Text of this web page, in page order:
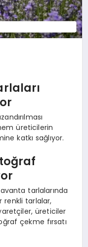
üreticilerin
katkı sağlıyor.
tarlalarında
renkli tarlalar,
üreticiler
çekme fırsatı